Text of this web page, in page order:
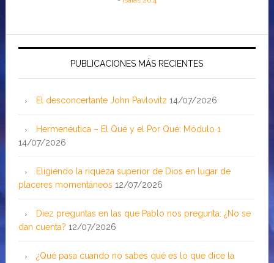
PUBLICACIONES MÁS RECIENTES
El desconcertante John Pavlovitz 14/07/2026
Hermenéutica – El Qué y el Por Qué: Módulo 1
14/07/2026
Eligiendo la riqueza superior de Dios en lugar de
placeres momentáneos 12/07/2026
Diez preguntas en las que Pablo nos pregunta: ¿No se
dan cuenta? 12/07/2026
¿Qué pasa cuando no sabes qué es lo que dice la